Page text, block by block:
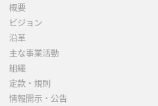
概要
ビジョン
沿革
主な事業活動
組織
定款・規則
情報開示・公告